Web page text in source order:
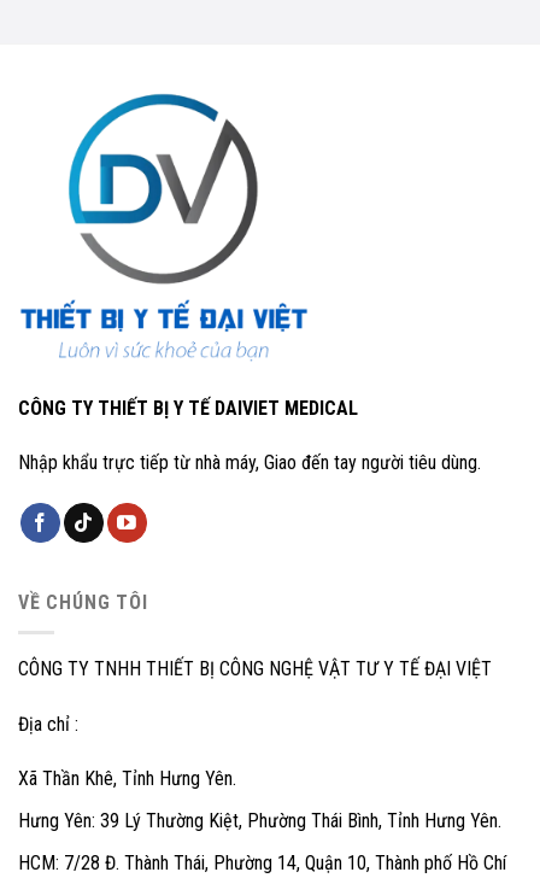
CÔNG TY THIẾT BỊ Y TẾ DAIVIET MEDICAL
Nhập khẩu trực tiếp từ nhà máy, Giao đến tay người tiêu dùng.
VỀ CHÚNG TÔI
CÔNG TY TNHH THIẾT BỊ CÔNG NGHỆ VẬT TƯ Y TẾ ĐẠI VIỆT
Địa chỉ :
Xã Thần Khê, Tỉnh Hưng Yên.
Hưng Yên: 39 Lý Thường Kiệt, Phường Thái Bình, Tỉnh Hưng Yên.
HCM: 7/28 Đ. Thành Thái, Phường 14, Quận 10, Thành phố Hồ Chí